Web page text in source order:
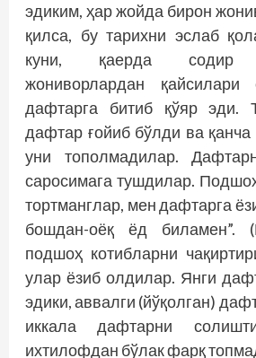
эдиким, ҳар жойда бирон
қилса, бу тарихни эслаб
куни, қаерда содир
жониворлардан қайсилари
дафтарга битиб қўяр эди.
дафтар ғойиб бўлди ва
уни тополмадилар.
саросимага тушдилар.
тортманглар, мен дафтарга
бошдан-оёқ ёд биламен”.
подшоҳ котиб­ларни
улар ёзиб олдилар. Янги
эдики, аввалги (йўқолган)
иккала дафтарни
ихтилофдан бўлак фарқ